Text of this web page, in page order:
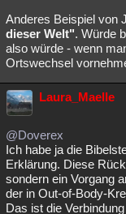
Anderes Beispiel von
dieser Welt". Würde
also würde - wenn
Ortswechsel
Laura_Maelle
@Doverex
Ich habe ja die
Erklärung. Diese
sondern ein Vorgang
der in Out-of-Body-
Das ist die